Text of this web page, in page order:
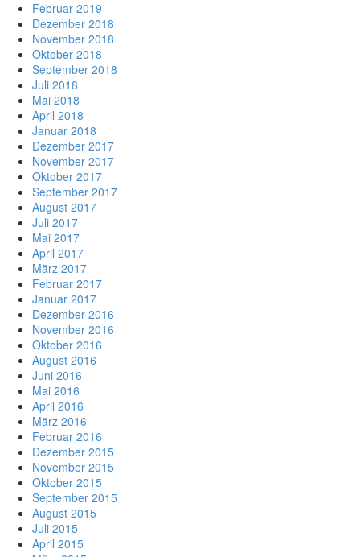
Februar 2019
Dezember 2018
November 2018
Oktober 2018
September 2018
Juli 2018
Mai 2018
April 2018
Januar 2018
Dezember 2017
November 2017
Oktober 2017
September 2017
August 2017
Juli 2017
Mai 2017
April 2017
März 2017
Februar 2017
Januar 2017
Dezember 2016
November 2016
Oktober 2016
August 2016
Juni 2016
Mai 2016
April 2016
März 2016
Februar 2016
Dezember 2015
November 2015
Oktober 2015
September 2015
August 2015
Juli 2015
April 2015